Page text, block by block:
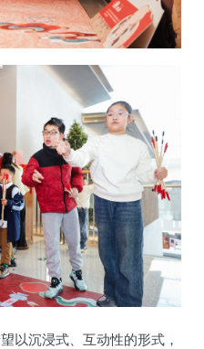
以沉浸式、互动性的形式，